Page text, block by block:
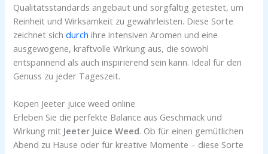
Qualitätsstandards angebaut und sorgfältig getestet, um
Reinheit und Wirksamkeit zu gewährleisten. Diese Sorte
zeichnet sichdurch ihre intensiven Aromen und eine
ausgewogene, kraftvolle Wirkung aus, die sowohl
entspannend als auch inspirierend sein kann. Ideal für den
Genuss zu jeder Tageszeit.
Kopen Jeeter juice weed online
Erleben Sie die perfekte Balance aus Geschmack und
Wirkung mit Jeeter Juice Weed. Ob für einen gemütlichen
Abend zu Hause oder für kreative Momente – diese Sorte